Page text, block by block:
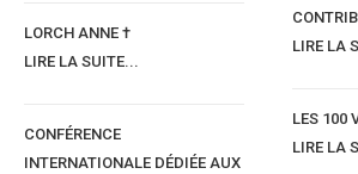
LORCH ANNE †
LIRE LA SUITE...
CONFÉRENCE
INTERNATIONALE DÉDIÉE AUX
LIRE LA
LES 100
LIRE LA